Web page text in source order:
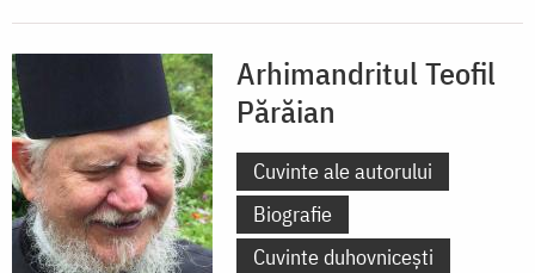
Arhimandritul Teofil
Părăian
Cuvinte ale autorului
Biografie
Cuvinte duhovnicești